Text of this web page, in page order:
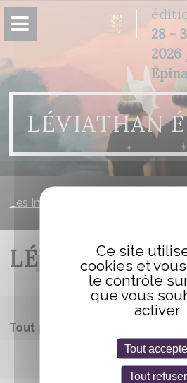
28 -
LÉVIATHAN
Les Imaginales
LÉVIATHAN
Tout public
Panneau de gestion des cookies
Ce site
cookies et
le contrôle
que vous
activer
Tout
Tout refuser